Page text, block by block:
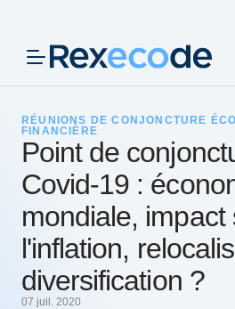
RÉUNIONS DE CONJONCTURE
FINANCIÈRE
Point de
Covid-19 :
mondiale, impact
l'inflation,
diversification ?
07 juil. 2020